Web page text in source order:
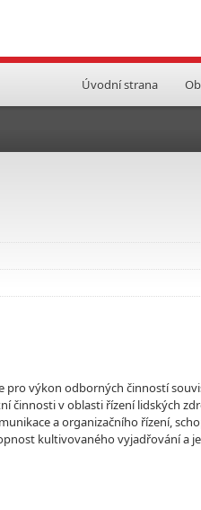
Úvodní strana
pro výkon odborných činností
činnosti v oblasti řízení lidských
a organizačního řízení,
kultivovaného vyjadřování a